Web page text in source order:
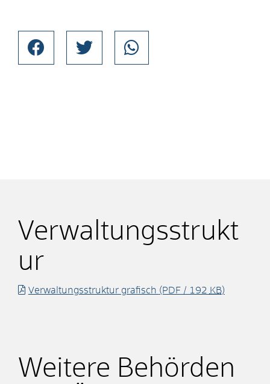
Verwaltungsstrukt
ur
Verwaltungsstruktur grafisch (PDF / 192 KB)
Weitere Behörden